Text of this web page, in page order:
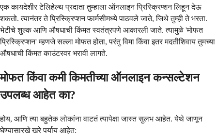
एक कायदेशीर टेलिहेल्थ प्रदाता तुम्हाला ऑनलाइन प्रिस्क्रिप्शन लिहून देऊ
शकतो. त्यानंतर ते प्रिस्क्रिप्शन फार्मसीमध्ये पाठवले जाते, जिथे तुम्ही ते भरता.
भेटीचे शुल्क आणि औषधाची किंमत स्वतंत्रपणे आकारली जाते. त्यामुळे 'मोफत
प्रिस्क्रिप्शन' म्हणजे सल्ला मोफत होता, परंतु विमा किंवा इतर मदतीशिवाय तुमच्या
औषधाची किंमत काउंटरवर भरावी लागते.
मोफत किंवा कमी किमतीच्या ऑनलाइन कन्सल्टेशन
उपलब्ध आहेत का?
होय, आणि त्या बहुतेक लोकांना वाटतं त्यापेक्षा जास्त सुलभ आहेत. येथे जाणून
घेण्यासारखे खरे पर्याय आहेत: